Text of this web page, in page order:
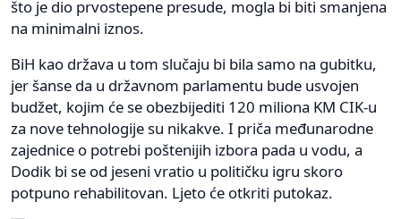
što je dio prvostepene presude, mogla bi biti smanjena
na minimalni iznos.
BiH kao država u tom slučaju bi bila samo na gubitku,
jer šanse da u državnom parlamentu bude usvojen
budžet, kojim će se obezbijediti 120 miliona KM CIK-u
za nove tehnologije su nikakve. I priča međunarodne
zajednice o potrebi poštenijih izbora pada u vodu, a
Dodik bi se od jeseni vratio u političku igru skoro
potpuno rehabilitovan. Ljeto će otkriti putokaz.